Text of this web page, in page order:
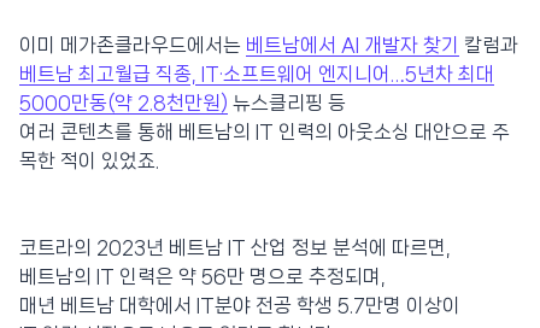
이미 메가존클라우드에서는 베트남에서 AI 개발자 찾기
칼럼과
베트남 최고월급 직종, IT·소프트웨어 엔지니어…5년차 최대
5000만동(약 2.8천만원) 뉴스클리핑 등
여러 콘텐츠를 통해 베트남의 IT 인력의 아웃소싱 대안으로 주
목한 적이 있었죠.
코트라의 2023년 베트남 IT 산업 정보 분석에 따르면,
베트남의 IT 인력은 약 56만 명으로 추정되며,
매년 베트남 대학에서 IT분야 전공 학생 5.7만명 이상이